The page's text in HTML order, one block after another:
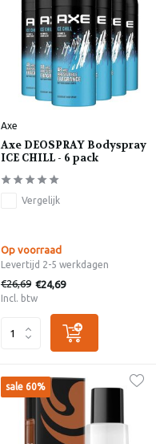
Axe
Axe DEOSPRAY Bodyspray
ICE CHILL - 6 pack
Vergelijk
Op voorraad
Levertijd 2-5 werkdagen
€26,69 €24,69
Incl. btw
sale 60%